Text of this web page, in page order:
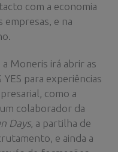
com a economia
empresas, e na
Moneris irá abrir as
para experiências
como a
colaborador da
Days, a partilha de
e ainda a